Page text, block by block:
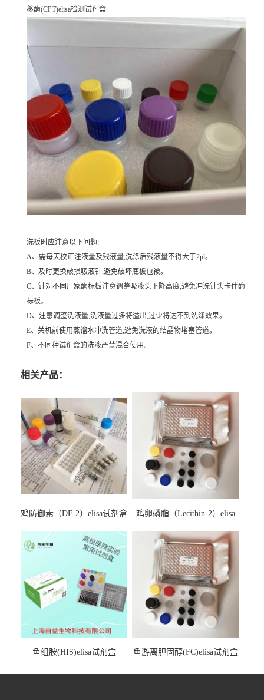
移酶(CPT)elisa检测试剂盒
洗板时应注意以下问题:
A、需每天校正注液量及残液量,洗涤后残液量不得大于2μl。
B、及时更换破损吸液针,避免破坏底板包被。
C、针对不同厂家酶标板注意调整吸液头下降高度,避免冲洗针头卡住酶
标板。
D、注意调整洗液量,洗液量过多将溢出,过少将达不到洗涤效果。
E、关机前使用蒸馏水冲洗管道,避免洗液的结晶物堵塞管道。
F、不同种试剂盒的洗液严禁混合使用。
相关产品：
鸡防御素（DF-2）elisa试剂盒
鸡卵磷脂（Lecithin-2）elisa
鱼组胺(HIS)elisa试剂盒 鱼游离胆固醇(FC)elisa试剂盒